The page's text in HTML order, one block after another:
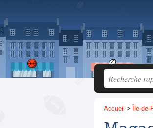
Accueil > Île-